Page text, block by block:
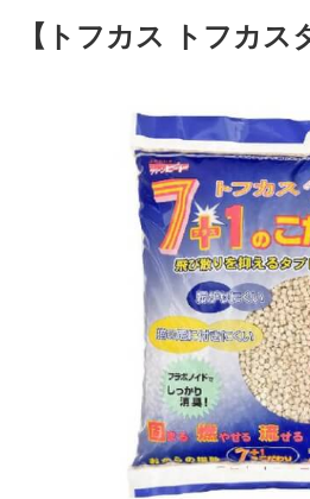
【トフカス トフカス